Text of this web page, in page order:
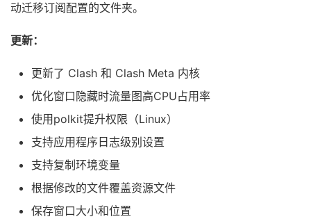
动迁移订阅配置的文件夹。
更新：
更新了 Clash 和 Clash Meta 内核
优化窗口隐藏时流量图高CPU占用率
使用polkit提升权限（Linux）
支持应用程序日志级别设置
支持复制环境变量
根据修改的文件覆盖资源文件
保存窗口大小和位置